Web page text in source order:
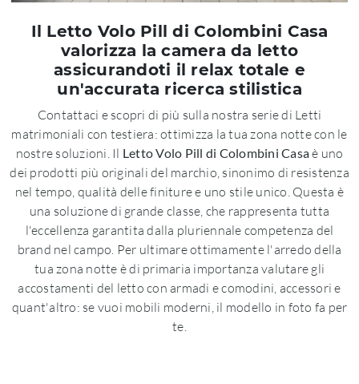
Il Letto Volo Pill di Colombini Casa
valorizza la camera da letto
assicurandoti il relax totale e
un'accurata ricerca stilistica
Contattaci e scopri di più sulla nostra serie di Letti
matrimoniali con testiera: ottimizza la tua zona notte con le
nostre soluzioni. Il Letto Volo Pill di Colombini Casaè uno
dei prodotti più originali del marchio, sinonimo di resistenza
nel tempo, qualità delle finiture e uno stile unico. Questa è
una soluzione di grande classe, che rappresenta tutta
l'eccellenza garantita dalla pluriennale competenza del
brand nel campo. Per ultimare ottimamente l'arredo della
tua zona notte è di primaria importanza valutare gli
accostamenti del letto con armadi e comodini, accessori e
quant'altro: se vuoi mobili moderni, il modello in foto fa per
te.